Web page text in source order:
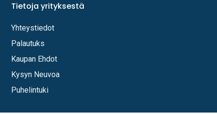
Tietoja yrityksestä
Yhteystiedot
Palautuks
Kaupan Ehdot
Kysyn Neuvoa
Puhelintuki